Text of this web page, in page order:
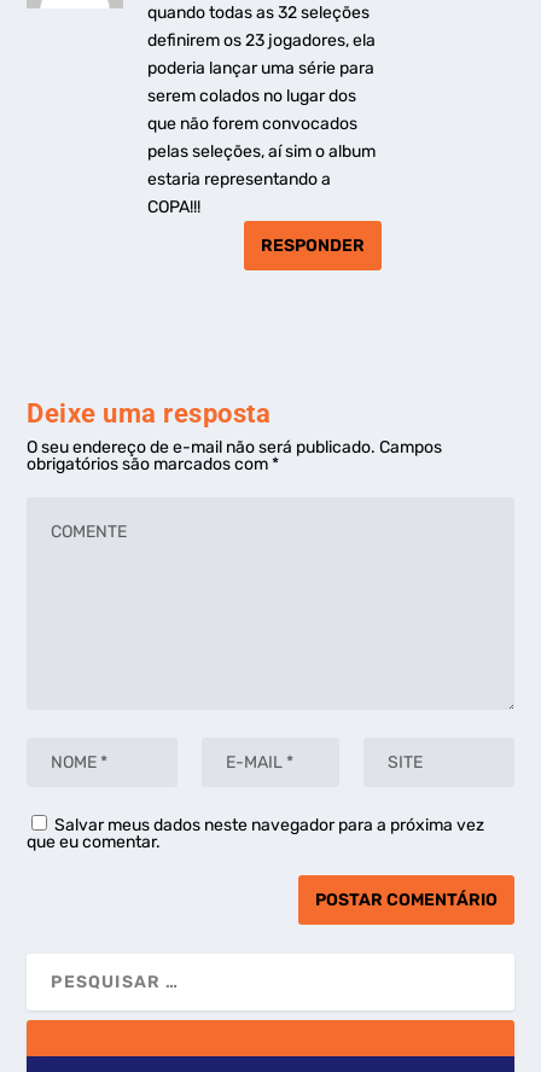
quando todas as 32 seleções
definirem os 23 jogadores, ela
poderia lançar uma série para
serem colados no lugar dos
que não forem convocados
pelas seleções, aí sim o album
estaria representando a
COPA!!!
RESPONDER
Deixe uma resposta
O seu endereço de e-mail não será publicado. Campos
obrigatórios são marcados com*
Salvar meus dados neste navegador para a próxima vez
que eu comentar.